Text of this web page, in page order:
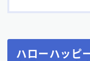
ハローハッピ